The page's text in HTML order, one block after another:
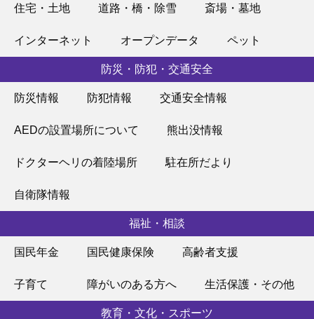
住宅・土地 道路・橋・除雪 斎場・墓地
インターネット オープンデータ ペット
防災・防犯・交通安全
防災情報 防犯情報 交通安全情報
AEDの設置場所について 熊出没情報
ドクターヘリの着陸場所 駐在所だより
自衛隊情報
福祉・相談
国民年金 国民健康保険 高齢者支援
子育て 障がいのある方へ 生活保護・その他
教育・文化・スポーツ